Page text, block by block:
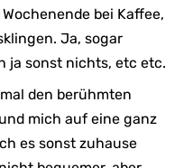
bei Kaffee,
Ja, sogar
ja sonst nichts, etc etc.
den berühmten
mich auf eine ganz
es sonst zuhause